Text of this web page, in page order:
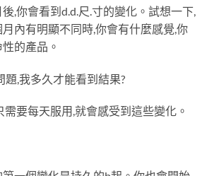
,你會看到d.d.尺.寸的變化。試想一下,
內有明顯不同時,你會有什麼感覺,你
的產品。
題,我多久才能看到結果?
要每天服用,就會感受到這些變化。